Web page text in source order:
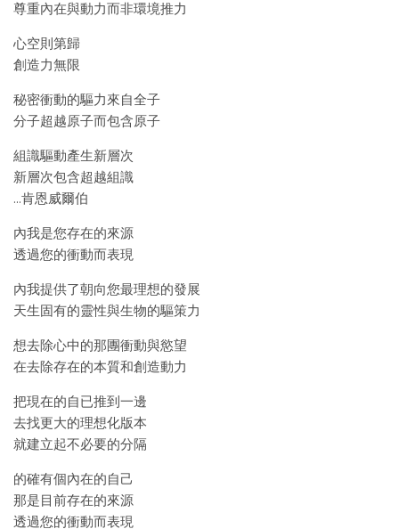
尊重內在與動力而非環境推力
心空則第歸
創造力無限
秘密衝動的驅力來自全子
分子超越原子而包含原子
組識驅動產生新層次
新層次包含超越組識
…肯恩威爾伯
內我是您存在的來源
透過您的衝動而表現
內我提供了朝向您最理想的發展
天生固有的靈性與生物的驅策力
想去除心中的那團衝動與慾望
在去除存在的本質和創造動力
把現在的自已推到一邊
去找更大的理想化版本
就建立起不必要的分隔
的確有個內在的自己
那是目前存在的來源
透過您的衝動而表現